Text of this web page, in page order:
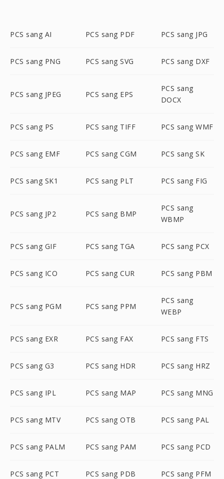
PCS sang AI PCS sang PDF PCS sang JPG
PCS sang PNG PCS sang SVG PCS sang DXF
PCS sang JPEG PCS sang EPS
PCS sang
DOCX
PCS sang PS PCS sang TIFF PCS sang WMF
PCS sang EMF PCS sang CGM PCS sang SK
PCS sang SK1 PCS sang PLT PCS sang FIG
PCS sang JP2 PCS sang BMP
PCS sang
WBMP
PCS sang GIF PCS sang TGA PCS sang PCX
PCS sang ICO PCS sang CUR PCS sang PBM
PCS sang PGM PCS sang PPM
PCS sang
WEBP
PCS sang EXR PCS sang FAX PCS sang FTS
PCS sang G3 PCS sang HDR PCS sang HRZ
PCS sang IPL PCS sang MAP PCS sang MNG
PCS sang MTV PCS sang OTB PCS sang PAL
PCS sang PALM PCS sang PAM PCS sang PCD
PCS sang PCT PCS sang PDB PCS sang PFM